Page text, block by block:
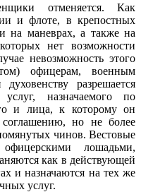
отменяется. Как
и флоте, в крепостных
на маневрах, а также на
нет возможности
невозможность этого
офицерам, военным
разрешается
назначаемого по
и лица, к которому он
но не более
чинов. Вестовые
лошадьми,
как в действующей
и назначаются на тех же
услуг.